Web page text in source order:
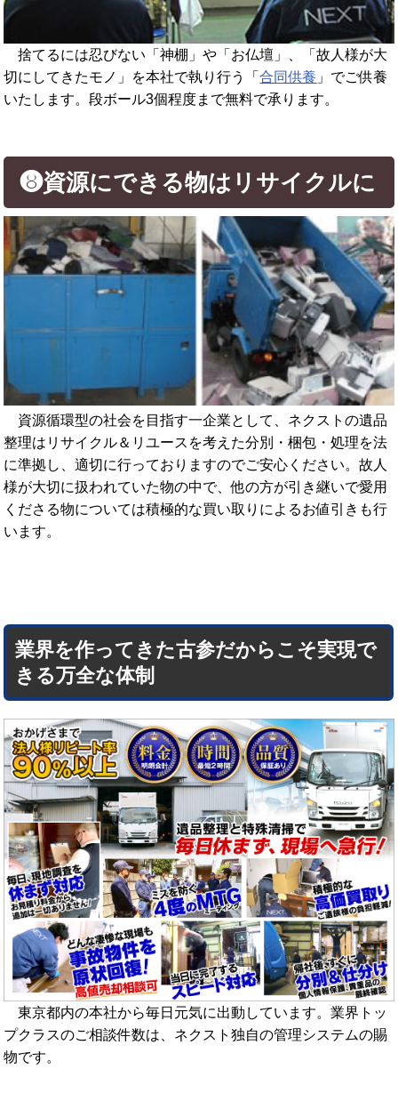
捨てるには忍びない「神棚」や「お仏壇」、「故人様が大
切にしてきたモノ」を本社で執り行う「合同供養 」でご供養
いたします。段ボール3個程度まで無料で承ります。
❽資源にできる物はリサイクルに
資源循環型の社会を目指す一企業として、ネクストの遺品
整理はリサイクル＆リユースを考えた分別・梱包・処理を法
に準拠し、適切に行っておりますのでご安心ください。故人
様が大切に扱われていた物の中で、他の方が引き継いで愛用
くださる物については積極的な買い取りによるお値引きも行
います。
業界を作ってきた古参だからこそ実現で
きる万全な体制
東京都内の本社から毎日元気に出動しています。業界トッ
プクラスのご相談件数は、ネクスト独自の管理システムの賜
物です。